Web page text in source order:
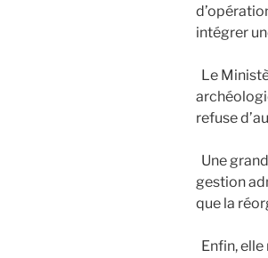
intégrer
Le
refuse
Une
gestion
que la
Enfin,